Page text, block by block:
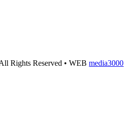
Rights Reserved • WEBmedia3000